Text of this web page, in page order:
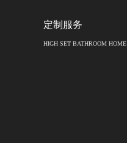
定制服务
HIGH SET BATHROOM HOME